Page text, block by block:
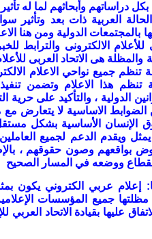
بكل دراساتهم وأبحاثهم لما له
العربية ذات بعد وتأثير
بالمجتمعات الدولية ومن هنا
الالكترونى والترابط
والمظلة هى الاتحاد العربى
تنظم جميع نواحي الاعلام
تنظم هذا الاعلام وتضمن
الدولية ، والتأكيد على
الاساسية لا يتعارض
الإنسان الأساسية بشكل
ويقدم الدعم لجميع
بواقعهم وصون حقوقهم ،
ووضعه في المسار الصحيح
:
إعلام عربي الكتروني يكون
جميع المؤسسات
عليها بقيادة الاتحاد